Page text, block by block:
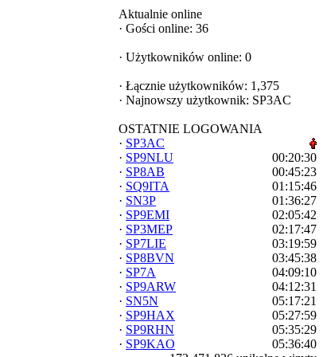
Aktualnie online
· Gości online: 36
· Użytkowników online: 0
· Łącznie użytkowników: 1,375
· Najnowszy użytkownik: SP3AC
OSTATNIE LOGOWANIA
· SP3AC
· SP9NLU
00:20:30
· SP8AB
00:45:23
· SQ9ITA
01:15:46
· SN3P
01:36:27
· SP9EMI
02:05:42
· SP3MEP
02:17:47
· SP7LIE
03:19:59
· SP8BVN
03:45:38
· SP7A
04:09:10
· SP9ARW
04:12:31
· SN5N
05:17:21
· SP9HAX
05:27:59
· SP9RHN
05:35:29
· SP9KAO
05:36:40